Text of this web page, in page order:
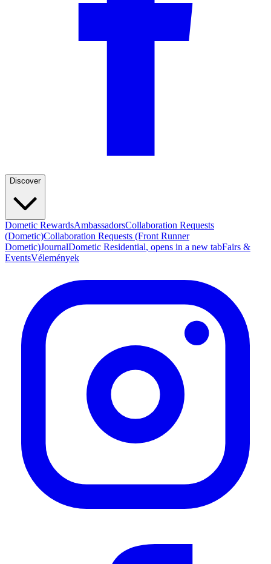
Discover
Dometic RewardsAmbassadorsCollaboration Requests
(Dometic)Collaboration Requests (Front Runner
Dometic)JournalDometic Residential, opens in a new tabFairs &
EventsVélemények